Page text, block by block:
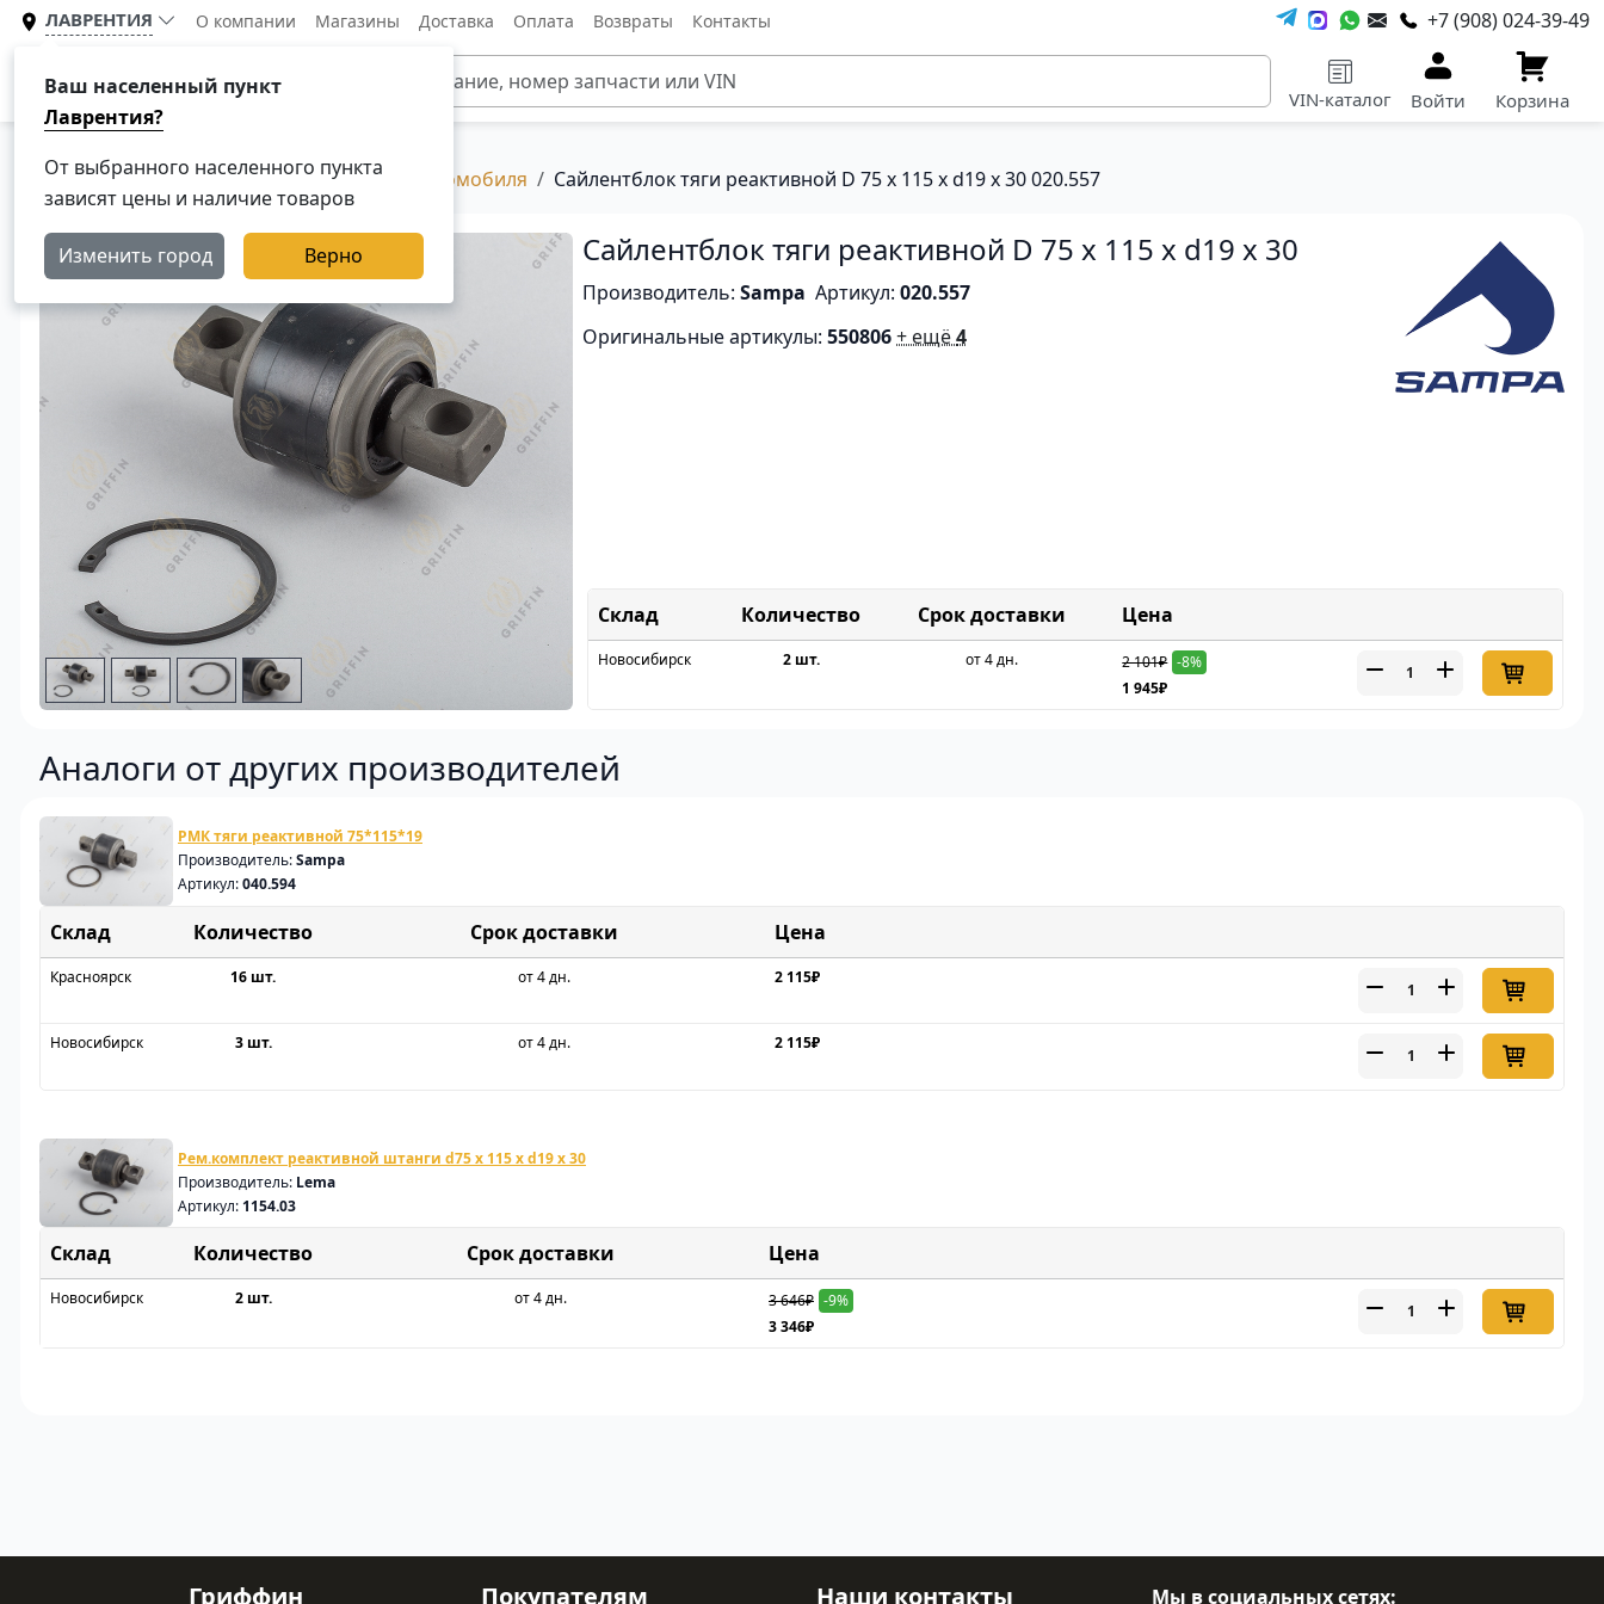
ЛАВРЕНТИЯ
Ваш населенный пункт
Лаврентия?
От выбранного населенного пункта
зависят цены и наличие товаров
Изменить город Верно
О компании Магазины Доставка Оплата Возвраты Контакты +7 (908) 024-39-49
Каталог
VIN-каталог Войти Корзина
Главная Каталог Подвеска грузового автомобиля Сайлентблок тяги реактивной D 75 x 115 x d19 x 30 020.557
Сайлентблок тяги реактивной D 75 x 115 x d19 x 30
Производитель:Sampa Артикул:020.557
Оригинальные артикулы:550806+ ещё4
Склад Срок доставки Цена
Новосибирск 2 шт. от 4 дн. 2 101₽ -8%
1 945₽
Аналоги от других производителей
РМК тяги реактивной 75*115*19
Производитель:Sampa
Артикул:040.594
Склад Срок доставки Цена
Красноярск 16 шт. от 4 дн. 2 115₽
Новосибирск 3 шт. от 4 дн. 2 115₽
Рем.комплект реактивной штанги d75 x 115 x d19 x 30
Производитель: Lema
Артикул: 1154.03
Склад Срок доставки Цена
Новосибирск 2 шт. от 4 дн. 3 646₽ -9%
3 346₽
Гриффин Покупателям Наши контакты Мы в социальных сетях: